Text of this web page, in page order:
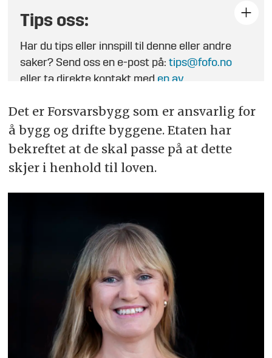
Tips oss:
Har du tips eller innspill til denne eller andre
saker? Send oss en e-post på:tips@fofo.no
eller ta direkte kontakt med en av
Det er Forsvarsbygg som er ansvarlig for
å bygg og drifte byggene. Etaten har
bekreftet at de skal passe på at dette
skjer i henhold til loven.